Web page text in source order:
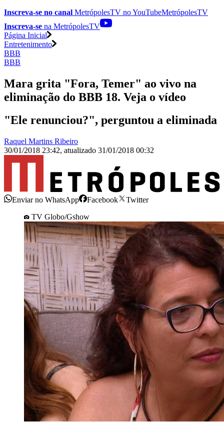
Inscreva-se no canal MetrópolesTV noYouTubeMetrópolesTV
Inscreva-se na MetrópolesTV
Página Inicial
Entretenimento
BBB
BBB
Mara grita "Fora, Temer" ao vivo na
eliminação do BBB 18. Veja o vídeo
"Ele renunciou?", perguntou a eliminada
Raquel Martins Ribeiro
30/01/2018 23:42, atualizado 31/01/2018 00:32
Enviar no WhatsApp Facebook
Twitter
TV Globo/Gshow